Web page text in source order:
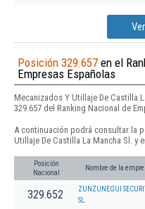
Posición 329.657 en el
Empresas Españolas
Mecanizados Y Utillaje De Castilla
329.657 del Ranking Nacional de
A continuación podrá consultar la
Utillaje De Castilla La Mancha Sl. y
Posición
Nacional
Nombre de la
329.652
ZUNZUNEGUI
SL.